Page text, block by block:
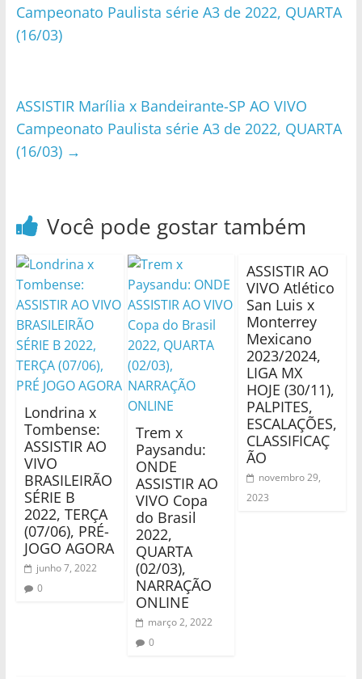
Campeonato Paulista série A3 de 2022, QUARTA
(16/03)
ASSISTIR Marília x Bandeirante-SP AO VIVO
Campeonato Paulista série A3 de 2022, QUARTA
(16/03) →
Você pode gostar também
Londrina x
Tombense:
ASSISTIR AO
VIVO
BRASILEIRÃO
SÉRIE B
2022, TERÇA
(07/06), PRÉ-
JOGO AGORA
junho 7, 2022
0
Trem x
Paysandu:
ONDE
ASSISTIR AO
VIVO Copa
do Brasil
2022,
QUARTA
(02/03),
NARRAÇÃO
ONLINE
março 2, 2022
0
ASSISTIR AO
VIVO Atlético
San Luis x
Monterrey
Mexicano
2023/2024,
LIGA MX
HOJE (30/11),
PALPITES,
ESCALAÇÕES,
CLASSIFICAÇ
ÃO
novembro 29,
2023